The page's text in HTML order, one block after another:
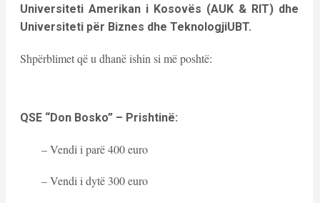
Universiteti Amerikan i Kosovës (AUK & RIT) dhe
Universiteti për Biznes dhe TeknologjiUBT.
Shpërblimet që u dhanë ishin si më poshtë:
QSE “Don Bosko” – Prishtinë:
– Vendi i parë 400 euro
– Vendi i dytë 300 euro